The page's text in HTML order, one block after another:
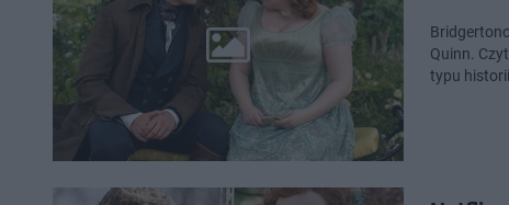
Quinn. Czytaliście te
typu